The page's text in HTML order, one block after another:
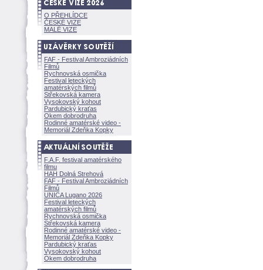
O PŘEHLÍDCE
ČESKÉ VIZE
MALÉ VIZE
FAF - Festival Ambroziádních
Filmů
Rychnovská osmička
Festival leteckých
amatérských filmů
Střekovská kamera
Vysokovský kohout
Pardubický kraťas
Okem dobrodruha
Rodinné amatérské video -
Memoriál Zdeňka Kopky
F.A.F. festival amatérského
filmu
HAH Dolná Strehov
FAF - Festival Ambroziádních
Filmů
UNICA Lugano 2026
Festival leteckých
amatérských filmů
Rychnovská osmička
Střekovská kamera
Rodinné amatérské video -
Memoriál Zdeňka Kopky
Pardubický kraťas
Vysokovský kohout
Okem dobrodruha